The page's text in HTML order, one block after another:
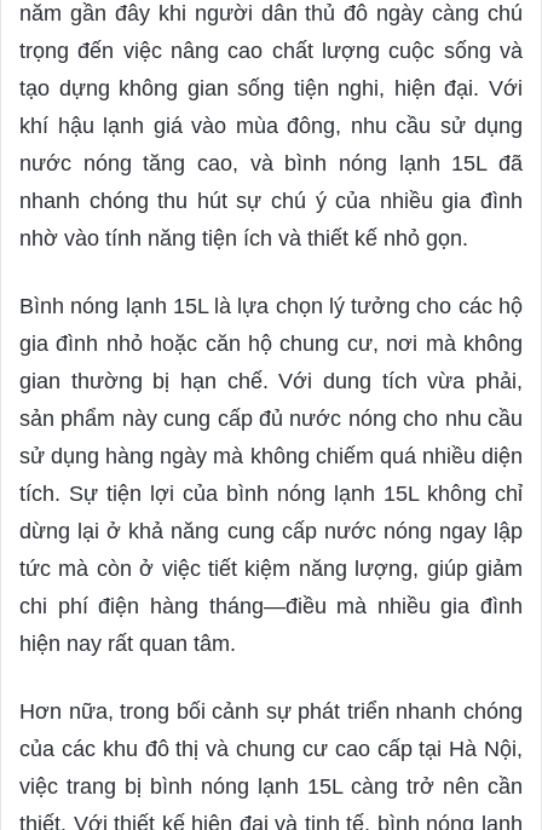
năm gần đây khi người dân thủ đô ngày càng chú
trọng đến việc nâng cao chất lượng cuộc sống và
tạo dựng không gian sống tiện nghi, hiện đại. Với
khí hậu lạnh giá vào mùa đông, nhu cầu sử dụng
nước nóng tăng cao, và bình nóng lạnh 15L đã
nhanh chóng thu hút sự chú ý của nhiều gia đình
nhờ vào tính năng tiện ích và thiết kế nhỏ gọn.
Bình nóng lạnh 15L là lựa chọn lý tưởng cho các hộ
gia đình nhỏ hoặc căn hộ chung cư, nơi mà không
gian thường bị hạn chế. Với dung tích vừa phải,
sản phẩm này cung cấp đủ nước nóng cho nhu cầu
sử dụng hàng ngày mà không chiếm quá nhiều diện
tích. Sự tiện lợi của bình nóng lạnh 15L không chỉ
dừng lại ở khả năng cung cấp nước nóng ngay lập
tức mà còn ở việc tiết kiệm năng lượng, giúp giảm
chi phí điện hàng tháng—điều mà nhiều gia đình
hiện nay rất quan tâm.
Hơn nữa, trong bối cảnh sự phát triển nhanh chóng
của các khu đô thị và chung cư cao cấp tại Hà Nội,
việc trang bị bình nóng lạnh 15L càng trở nên cần
thiết. Với thiết kế hiện đại và tinh tế, bình nóng lạnh